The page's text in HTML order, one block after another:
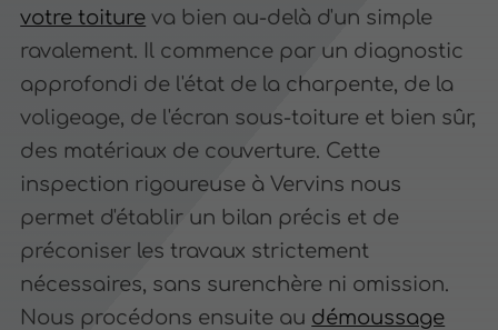
votre toiture va bien au-delà d'un simple
ravalement. Il commence par un diagnostic
approfondi de l'état de la charpente, de la
voligeage, de l'écran sous-toiture et bien sûr,
des matériaux de couverture. Cette
inspection rigoureuse à Vervins nous
permet d'établir un bilan précis et de
préconiser les travaux strictement
nécessaires, sans surenchère ni omission.
Nous procédons ensuite au démoussage